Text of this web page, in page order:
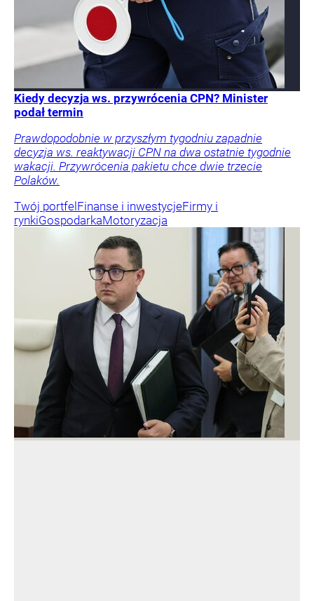
Kiedy decyzja ws. przywrócenia CPN? Minister
podał termin
Prawdopodobnie w przyszłym tygodniu zapadnie
decyzja ws. reaktywacji CPN na dwa ostatnie tygodnie
wakacji. Przywrócenia pakietu chce dwie trzecie
Polaków.
Twój portfel Finanse i inwestycjeFirmy i
rynkiGospodarkaMotoryzacja